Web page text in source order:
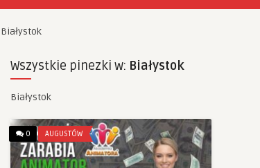
Białystok
Wszystkie pinezki w: Białystok
Białystok
0 AUGUSTÓW